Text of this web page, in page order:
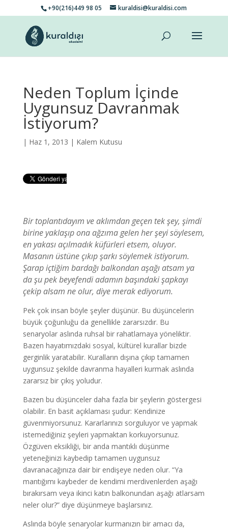
+90(216)449 98 05 kuraldisi@kuraldisi.com
Neden Toplum İçinde
Uygunsuz Davranmak
İstiyorum?
| Haz 1, 2013 | Kalem Kutusu
Bir toplantıdayım ve aklımdan geçen tek şey, şimdi
birine yaklaşıp ona ağzıma gelen her şeyi söylesem,
en yakası açılmadık küfürleri etsem, oluyor.
Masanın üstüne çıkıp şarkı söylemek istiyorum.
Şarap içtiğim bardağı balkondan aşağı atsam ya
da şu pek beyefendi adamın başındaki şapkayı
çekip alsam ne olur, diye merak ediyorum.
Pek çok insan böyle şeyler düşünür. Bu düşüncelerin
büyük çoğunluğu da genellikle zararsızdır. Bu
senaryolar aslında ruhsal bir rahatlamaya yöneliktir.
Bazen hayatımızdaki sosyal, kültürel kurallar bizde
gerginlik yaratabilir. Kuralların dışına çıkıp tamamen
uygunsuz şekilde davranma hayalleri kurmak aslında
zararsız bir çıkış yoludur.
Bazen bu düşünceler daha fazla bir şeylerin göstergesi
olabilir. En basit açıklaması şudur: Kendinize
güvenmiyorsunuz. Kararlarınızı sorguluyor ve yapmak
istemediğiniz şeyleri yapmaktan korkuyorsunuz.
Özgüven eksikliği, bir anda mantıklı düşünme
yeteneğinizi kaybedip tamamen uygunsuz
davranacağınıza dair bir endişeye neden olur. “Ya
mantığımı kaybeder de kendimi merdivenlerden aşağı
bırakırsam veya ikinci katın balkonundan aşağı atlarsam
neler olur?” diye düşünmeye başlarsınız.
Aslında böyle senaryolar kurmanızın bir amacı da,